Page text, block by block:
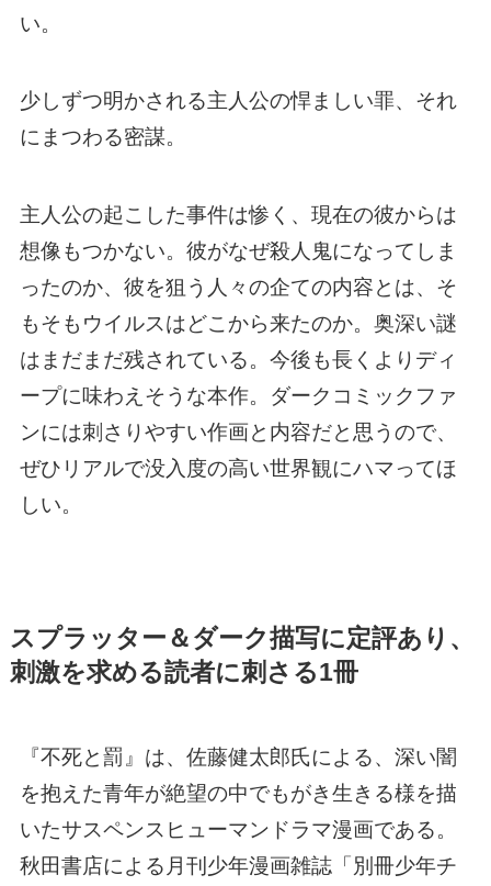
い。
少しずつ明かされる主人公の悍ましい罪、それ
にまつわる密謀。
主人公の起こした事件は惨く、現在の彼からは
想像もつかない。彼がなぜ殺人鬼になってしま
ったのか、彼を狙う人々の企ての内容とは、そ
もそもウイルスはどこから来たのか。奥深い謎
はまだまだ残されている。今後も長くよりディ
ープに味わえそうな本作。ダークコミックファ
ンには刺さりやすい作画と内容だと思うので、
ぜひリアルで没入度の高い世界観にハマってほ
しい。
スプラッター＆ダーク描写に定評あり、
刺激を求める読者に刺さる1冊
『不死と罰』は、佐藤健太郎氏による、深い闇
を抱えた青年が絶望の中でもがき生きる様を描
いたサスペンスヒューマンドラマ漫画である。
秋田書店による月刊少年漫画雑誌「別冊少年チ